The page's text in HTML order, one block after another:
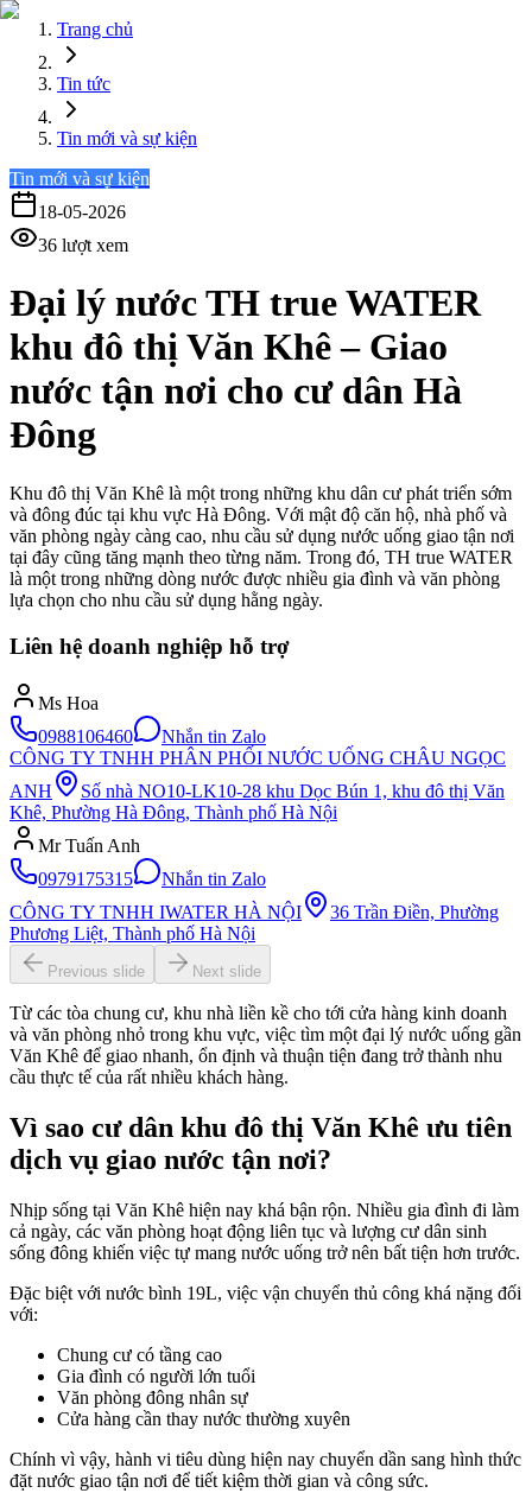
Trang chủ
Tin tức
Tin mới và sự kiện
Tin mới và sự kiện
18-05-2026
36 lượt xem
Đại lý nước TH true WATER
khu đô thị Văn Khê – Giao
nước tận nơi cho cư dân Hà
Đông
Khu đô thị Văn Khê là một trong những khu dân cư phát triển sớm
và đông đúc tại khu vực Hà Đông. Với mật độ căn hộ, nhà phố và
văn phòng ngày càng cao, nhu cầu sử dụng nước uống giao tận nơi
tại đây cũng tăng mạnh theo từng năm. Trong đó, TH true WATER
là một trong những dòng nước được nhiều gia đình và văn phòng
lựa chọn cho nhu cầu sử dụng hằng ngày.
Liên hệ doanh nghiệp hỗ trợ
Ms Hoa
0988106460
Nhắn tin Zalo
CÔNG TY TNHH PHÂN PHỐI NƯỚC UỐNG CHÂU NGỌC
ANH
Số nhà NO10-LK10-28 khu Dọc Bún 1, khu đô thị Văn
Khê, Phường Hà Đông, Thành phố Hà Nội
Mr Tuấn Anh
0979175315
Nhắn tin Zalo
CÔNG TY TNHH IWATER HÀ NỘI
36 Trần Điền, Phường
Phương Liệt, Thành phố Hà Nội
Previous slide Next slide
Từ các tòa chung cư, khu nhà liền kề cho tới cửa hàng kinh doanh
và văn phòng nhỏ trong khu vực, việc tìm một đại lý nước uống gần
Văn Khê để giao nhanh, ổn định và thuận tiện đang trở thành nhu
cầu thực tế của rất nhiều khách hàng.
Vì sao cư dân khu đô thị Văn Khê ưu tiên
dịch vụ giao nước tận nơi?
Nhịp sống tại Văn Khê hiện nay khá bận rộn. Nhiều gia đình đi làm
cả ngày, các văn phòng hoạt động liên tục và lượng cư dân sinh
sống đông khiến việc tự mang nước uống trở nên bất tiện hơn trước.
Đặc biệt với nước bình 19L, việc vận chuyển thủ công khá nặng đối
với:
Chung cư có tầng cao
Gia đình có người lớn tuổi
Văn phòng đông nhân sự
Cửa hàng cần thay nước thường xuyên
Chính vì vậy, hành vi tiêu dùng hiện nay chuyển dần sang hình thức
đặt nước giao tận nơi để tiết kiệm thời gian và công sức.